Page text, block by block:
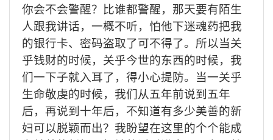
你会不会警醒？比谁都警醒，那天要有陌生
人跟我讲话，一概不听，怕他下迷魂药把我
的银行卡、密码盗取了可不得了。所以当关
乎钱财的时候，关乎今世的东西的时候，我
们一下子就入耳了，得小心提防。当一关乎
生命敬虔的时候，我们从五年前说到五年
后，再说到十年后，不知道有多少美善的新
妇可以脱颖而出？我盼望在这里的个个能成